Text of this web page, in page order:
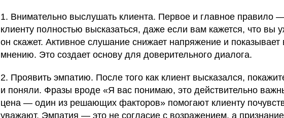
1. Внимательно выслушать клиента. Первое и главное правило
клиенту полностью высказаться, даже если вам кажется, что вы
он скажет. Активное слушание снижает напряжение и
мнению. Это создает основу для доверительного диалога.
2. Проявить эмпатию. После того как клиент высказался,
и поняли. Фразы вроде «Я вас понимаю, это действительно
цена — один из решающих факторов» помогают клиенту
уважают. Эмпатия — это не согласие с возражением, а